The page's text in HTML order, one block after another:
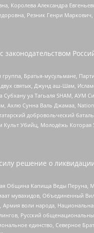
Королева Александра
Резник Генри Маркович,
Братья-мусульмане,
святых, Джунд аш-Шам,
уа Тагьаля SHAM, АУМ
Ахлю Сунна Валь Джамаа,
добровольческий
Культ Убийц, Молодёжь Которая
решение о
Община Капища Веды Перуна,
мувахидов, Объединенный
воли народа,
Русский
единство, Северное